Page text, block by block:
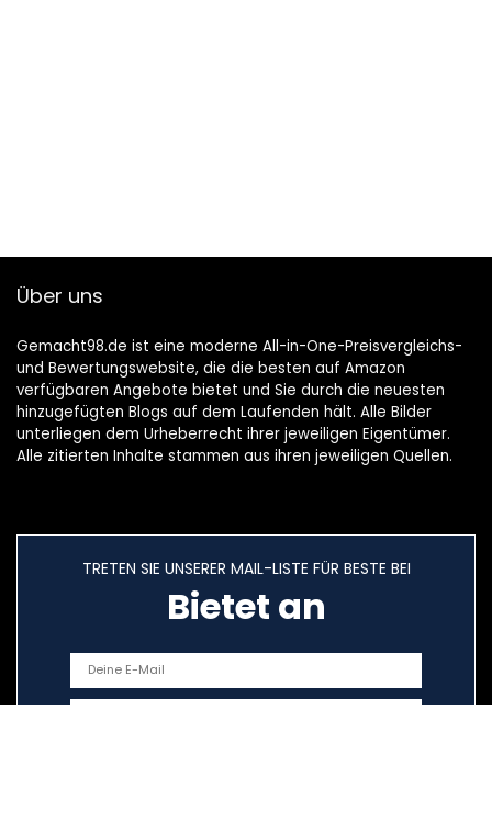
Über uns
Gemacht98.de ist eine moderne All-in-One-Preisvergleichs-
und Bewertungswebsite, die die besten auf Amazon
verfügbaren Angebote bietet und Sie durch die neuesten
hinzugefügten Blogs auf dem Laufenden hält. Alle Bilder
unterliegen dem Urheberrecht ihrer jeweiligen Eigentümer.
Alle zitierten Inhalte stammen aus ihren jeweiligen Quellen.
TRETEN SIE UNSERER MAIL-LISTE FÜR BESTE BEI
Bietet an